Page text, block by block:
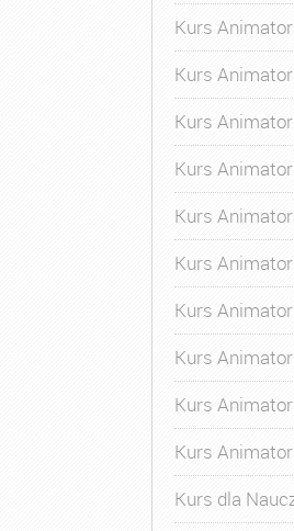
Kurs
Kurs
Kurs
Kurs
Kurs
Kurs
Kurs
Kurs
Kurs
Kurs
Kurs dla